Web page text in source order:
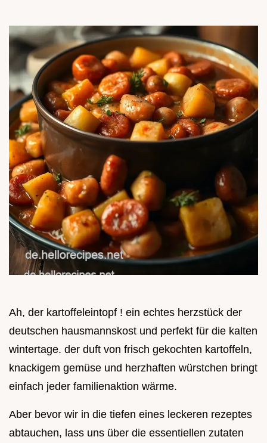
Ah, der kartoffeleintopf ! ein echtes herzstück der
deutschen hausmannskost und perfekt für die kalten
wintertage. der duft von frisch gekochten kartoffeln,
knackigem gemüse und herzhaften würstchen bringt
einfach jeder familienaktion wärme.
Aber bevor wir in die tiefen eines leckeren rezeptes
abtauchen, lass uns über die essentiellen zutaten